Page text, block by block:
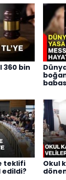
360 bin
teklifi
Okul